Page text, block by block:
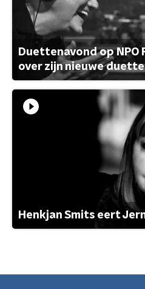
Duettenavond op NPO
over zijn nieuwe
Henkjan Smits eert